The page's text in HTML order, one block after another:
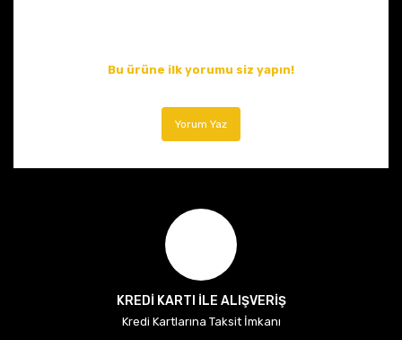
Bu ürüne ilk yorumu siz yapın!
Yorum Yaz
KREDİ KARTI İLE ALIŞVERİŞ
Kredi Kartlarına Taksit İmkanı